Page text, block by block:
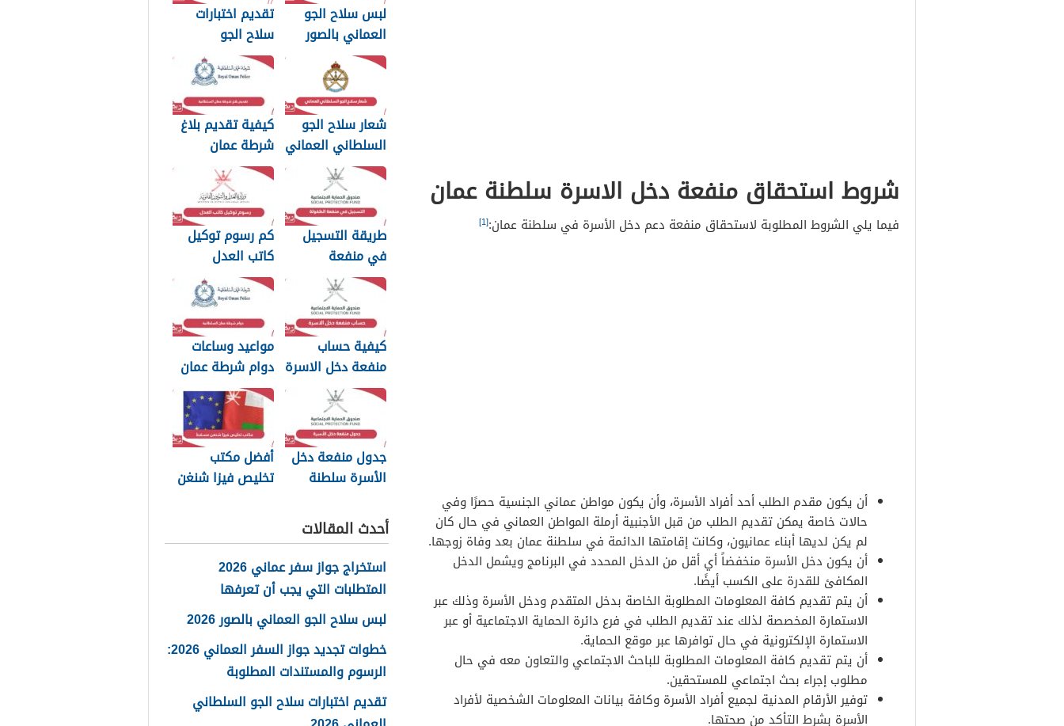
شروط استحقاق منفعة دخل الاسرة سلطنة عمان
فيما يلي الشروط المطلوبة لاستحقاق منفعة دعم دخل الأسرة في سلطنة عمان:[1]
أن يكون مقدم الطلب أحد أفراد الأسرة، وأن يكون مواطن عماني الجنسية حصرًا وفي
حالات خاصة يمكن تقديم الطلب من قبل الأجنبية أرملة المواطن العماني في حال كان
لم يكن لديها أبناء عمانيون، وكانت إقامتها الدائمة في سلطنة عمان بعد وفاة زوجها.
أن يكون دخل الأسرة منخفضاً أي أقل من الدخل المحدد في البرنامج ويشمل الدخل
المكافئ للقدرة على الكسب أيضًا.
أن يتم تقديم كافة المعلومات المطلوبة الخاصة بدخل المتقدم ودخل الأسرة وذلك عبر
الاستمارة المخصصة لذلك عند تقديم الطلب في فرع دائرة الحماية الاجتماعية أو عبر
الاستمارة الإلكترونية في حال توافرها عبر موقع الحماية.
أن يتم تقديم كافة المعلومات المطلوبة للباحث الاجتماعي والتعاون معه في حال
مطلوب إجراء بحث اجتماعي للمستحقين.
توفير الأرقام المدنية لجميع أفراد الأسرة وكافة بيانات المعلومات الشخصية لأفراد
الأسرة بشرط التأكد من صحتها.
لبس سلاح الجو
العماني بالصور
2026
تقديم اختبارات
سلاح الجو
السلطاني العماني
2026
شعار سلاح الجو
السلطاني العماني
png بجودة عالية
2026
كيفية تقديم بلاغ
شرطة عمان
السلطانية 2026
طريقة التسجيل
في منفعة
الطفولة 2026
كم رسوم توكيل
كاتب العدل
سلطنة عمان 2026
كيفية حساب
منفعة دخل الاسرة
سلطنة عمان 2026
مواعيد وساعات
دوام شرطة عمان
السلطانية 2026
جدول منفعة دخل
الأسرة سلطنة
أفضل مكتب
تخليص فيزا شنغن
أحدث المقالات
استخراج جواز سفر عماني 2026
المتطلبات التي يجب أن تعرفها
لبس سلاح الجو العماني بالصور 2026
خطوات تجديد جواز السفر العماني 2026:
الرسوم والمستندات المطلوبة
تقديم اختبارات سلاح الجو السلطاني